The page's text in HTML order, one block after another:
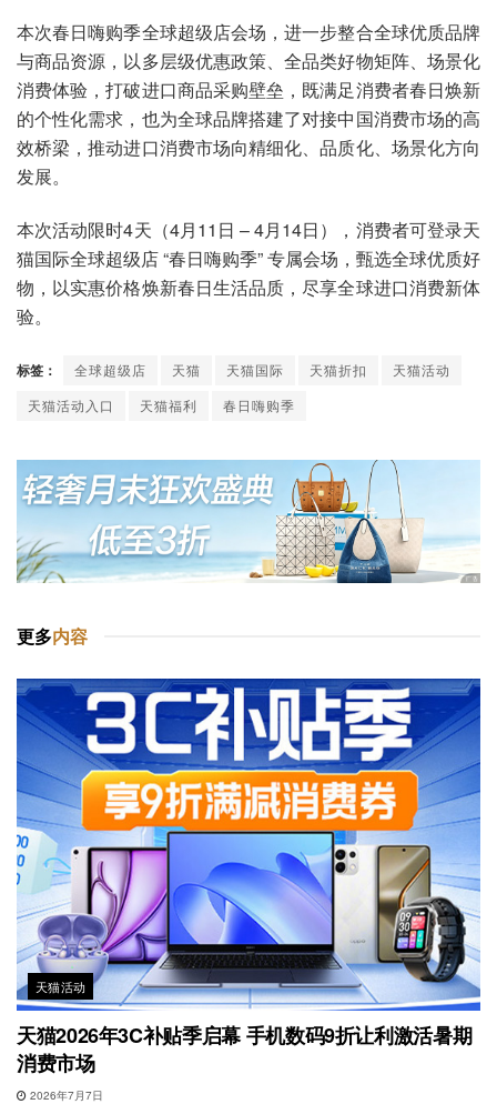
本次春日嗨购季全球超级店会场，进一步整合全球优质品牌
与商品资源，以多层级优惠政策、全品类好物矩阵、场景化
消费体验，打破进口商品采购壁垒，既满足消费者春日焕新
的个性化需求，也为全球品牌搭建了对接中国消费市场的高
效桥梁，推动进口消费市场向精细化、品质化、场景化方向
发展。
本次活动限时4天（4月11日 – 4月14日），消费者可登录天
猫国际全球超级店 “春日嗨购季” 专属会场，甄选全球优质好
物，以实惠价格焕新春日生活品质，尽享全球进口消费新体
验。
标签： 全球超级店 天猫 天猫国际 天猫折扣
天猫活动
天猫活动入口
天猫福利 春日嗨购季
更多内容
天猫活动
天猫2026年3C补贴季启幕 手机数码9折让利激活暑期
消费市场
2026年7月7日